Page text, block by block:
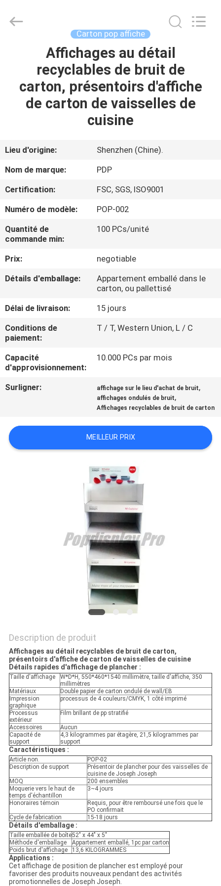
MAISON
PRODUITS
AU
DE
NOUS
VISITE
D'USINE
DE
QUALITÉ
CONTACTEZ-
NOUS
UNE
CITATION
Company
Carton pop affiche
Affichages au détail
recyclables de bruit de
carton, présentoirs d'affiche
de carton de vaisselles de
cuisine
Lieu d'origine:
Shenzhen (Chine).
Nom de marque:
PDP
Certification:
FSC, SGS, ISO9001
Numéro de modèle:
POP-002
Quantité de
commande min:
100 PCs/unité
Prix:
negotiable
Détails d'emballage:
Appartement emballé dans le
carton, ou pallettisé
Délai de livraison:
15 jours
Conditions de
paiement:
T / T, Western Union, L / C
Capacité
d'approvisionnement:
10.000 PCs par mois
Surligner: affichage sur le lieu d'achat de bruit,
affichages ondulés de bruit,
Affichages recyclables de bruit de carton
MEILLEUR PRIX
Description de produit
Affichages au détail recyclables de bruit de carton,
présentoirs d'affiche de carton de vaisselles de cuisine
Détails rapides d'affichage de plancher :
Taille d'affichage
W*D*H, 550*460*1540 millimètre, taille d'affiche, 350
millimètres
Matériaux
Double papier de carton ondulé de wall/EB
Impression
graphique
processus de 4 couleurs/CMYK, 1 côté imprimé
Processus
extérieur
Film brillant de pp stratifié
Accessoires
Aucun
Capacité de
support
4,3 kilogrammes par étagère, 21,5 kilogrammes par
support
Caractéristiques :
Article non.
POP-02
Description de support
Présentoir de plancher pour des vaisselles de
cuisine de Joseph Joseph
MOQ
200 ensembles
Moquerie vers le haut de
temps d'échantillon
3~4 jours
Honoraires témoin
Requis, pour être remboursé une fois que le
PO confirmait
Cycle de fabrication
15-18 jours
Détails d'emballage :
Taille emballée de boîte52" x 44" x 5"
Méthode d'emballage
Appartement emballé, 1pc par carton
Poids brut d'affichage
13,6 KILOGRAMMES
Applications :
Cet affichage de position de plancher est employé pour
favoriser des produits nouveaux pendant des activités
promotionnelles de Joseph Joseph.